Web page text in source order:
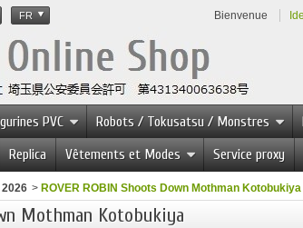
FR Bienvenue
PVC Robots / Tokusatsu / Monstres
Replica Vêtements et Modes Service proxy
> ROVER ROBIN Shoots Down Mothman Kotobukiya
Mothman Kotobukiya